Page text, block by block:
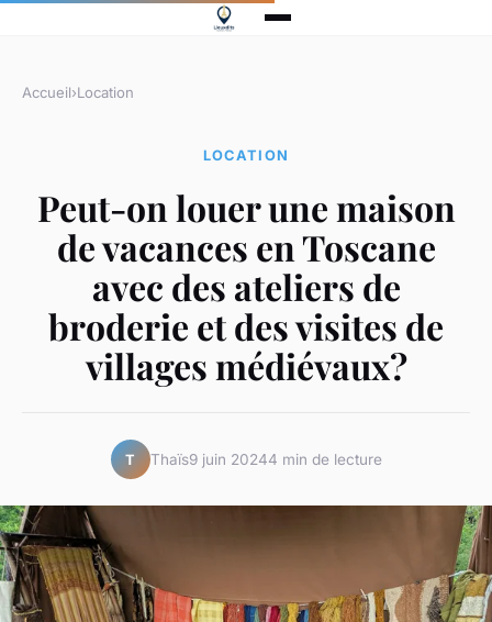
Accueil›Location
LOCATION
Peut-on louer une maison
de vacances en Toscane
avec des ateliers de
broderie et des visites de
villages médiévaux?
T Thaïs9 juin 20244 min de lecture